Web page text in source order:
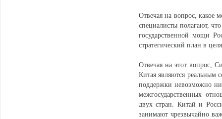
Отвечая на вопрос, какое
специалисты полагают,
государственной мощи
стратегический план в
Отвечая на этот вопрос,
Китая являются реальным
поддержки невозможно
межгосударственных
двух стран. Китай и
занимают чрезвычайно